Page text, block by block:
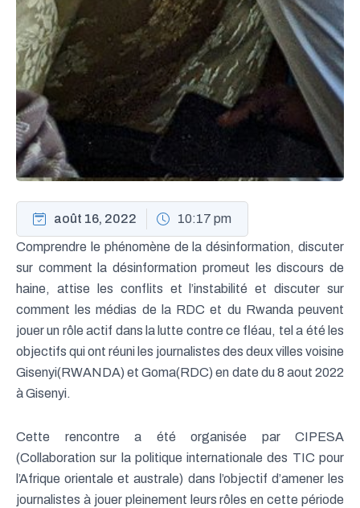
août 16, 2022 10:17 pm
Comprendre le phénomène de la désinformation, discuter
sur comment la désinformation promeut les discours de
haine, attise les conflits et l’instabilité et discuter sur
comment les médias de la RDC et du Rwanda peuvent
jouer un rôle actif dans la lutte contre ce fléau, tel a été les
objectifs qui ont réuni les journalistes des deux villes voisine
Gisenyi(RWANDA) et Goma(RDC) en date du 8 aout 2022
à Gisenyi.
Cette rencontre a été organisée par CIPESA
(Collaboration sur la politique internationale des TIC pour
l’Afrique orientale et australe) dans l’objectif d’amener les
journalistes à jouer pleinement leurs rôles en cette période